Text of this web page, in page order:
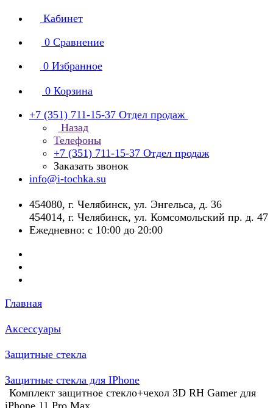
Кабинет
0 Сравнение
0 Избранное
0 Корзина
+7 (351) 711-15-37 Отдел продаж
Назад
Телефоны
+7 (351) 711-15-37 Отдел продаж
Заказать звонок
info@i-tochka.su
​454080, г. Челябинск, ул. Энгельса, д. 36
454014, г. Челябинск, ул. Комсомольский пр. д. 47
Ежедневно: с 10:00 до 20:00
Главная
Аксессуары
Защитные стекла
Защитные стекла для IPhone
Комплект защитное стекло+чехол 3D RH Gamer для
iPhone 11 Pro Max